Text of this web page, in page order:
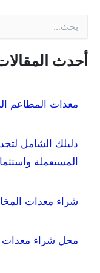
ح
ثأحدث
معدات المطاعم
دليلك الشامل
المستعملة
شراء معدات
محل شراء معدات